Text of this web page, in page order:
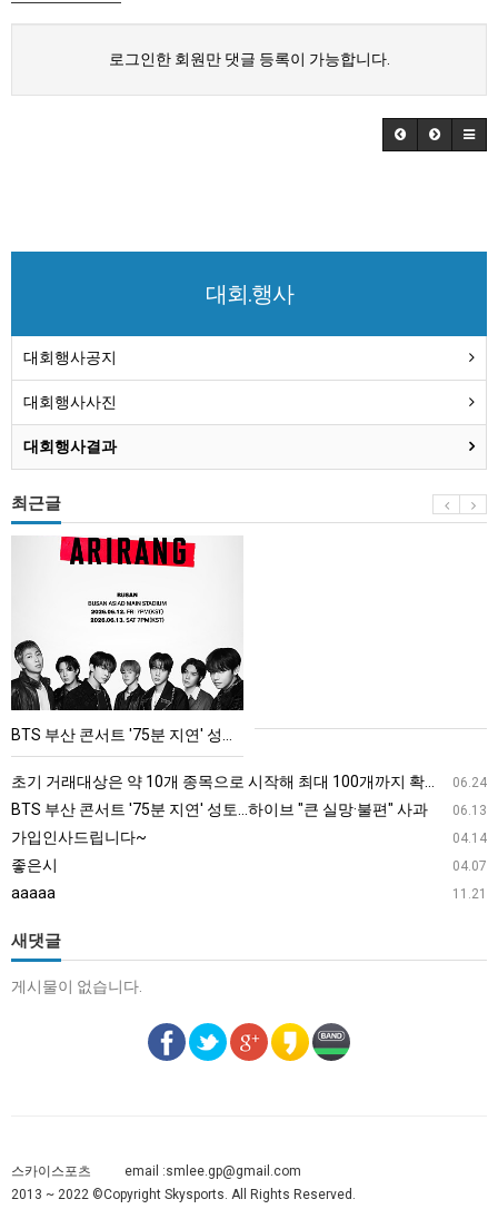
로그인한 회원만 댓글 등록이 가능합니다.
대회.행사
대회행사공지
대회행사사진
대회행사결과
최근글
서
트
'75
분
연'
성
토…
브
"큰
실
BTS 부산 콘서트 '75분 지연' 성토…하이브 "큰 실망·불편" 사과
06.24
초기 거래대상은 약 10개 종목으로 시작해 최대 100개까지 확대할 방침이다. 구체적인 거래 대상 ETF는 아직 확정되지 않았지만, 시장 대표성이나 거래량을 고려해 선정할 계획이다.
06.13
BTS 부산 콘서트 '75분 지연' 성토…하이브 "큰 실망·불편" 사과
04.14
가입인사드립니다~
04.07
좋은시
11.21
aaaaa
새댓글
게시물이 없습니다.
스카이스포츠 email :smlee.gp@gmail.com
2013 ~ 2022 ©Copyright Skysports. All Rights Reserved.